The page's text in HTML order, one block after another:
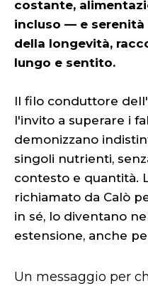
costante,
incluso — e
della longevità,
lungo e sentito.
Il filo conduttore
l'invito a superare i
demonizzano
singoli nutrienti,
contesto e quantità.
richiamato da Calò
in sé, lo diventano
estensione, anche
Un messaggio per